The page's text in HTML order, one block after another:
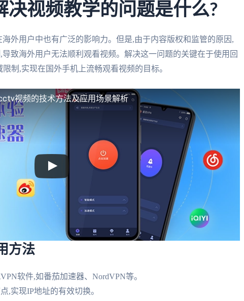
决视频教学的问题是什么?
外用户中也有广泛的影响力。但是,由于内容版权和监管的原因,
致海外用户无法顺利观看视频。解决这一问题的关键在于使用回
制,实现在国外手机上流畅观看视频的目标。
视频的技术方法及应用场景解析
方法
软件,如番茄加速器、NordVPN等。
,实现IP地址的有效切换。